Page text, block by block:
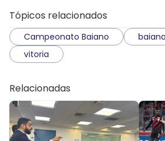
Tópicos relacionados
Campeonato Baiano
vitoria
Relacionadas